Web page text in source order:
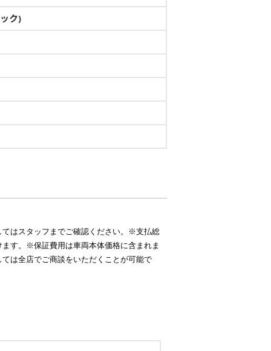
ク)
はスタッフまでご確認ください。※支払総
す。※保証費用は車両本体価格に含まれま
は全店でご商談をいただくことが可能で